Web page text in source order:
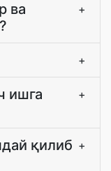
ва
+
+
ишга
+
қилиб +